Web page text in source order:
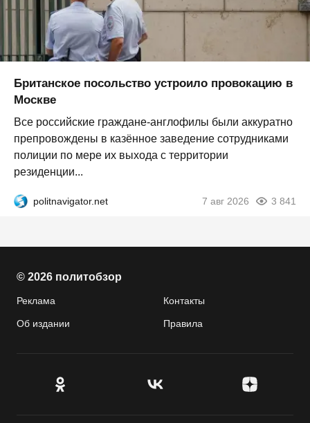
Британское посольство устроило провокацию в
Москве
Все российские граждане-англофилы были аккуратно
препровождены в казённое заведение сотрудниками
полиции по мере их выхода с территории
резиденции...
politnavigator.net 7 авг 2026 3 841
© 2026 политобзор
Реклама Контакты
Об издании Правила